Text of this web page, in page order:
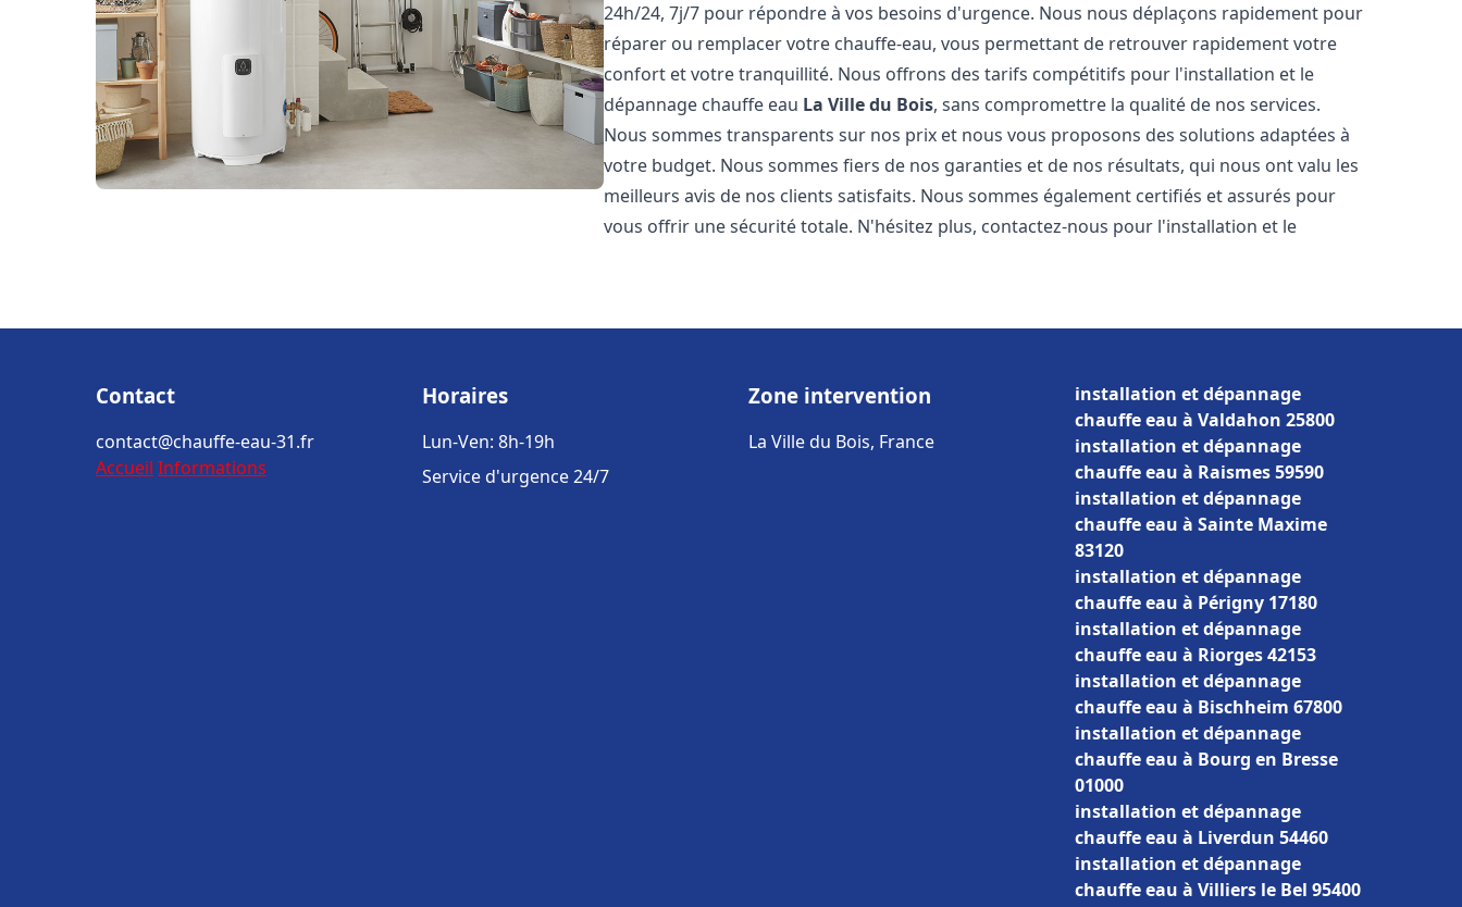
24h/24, 7j/7 pour répondre à vos besoins d'urgence. Nous nous déplaçons rapidement pour
réparer ou remplacer votre chauffe-eau, vous permettant de retrouver rapidement votre
confort et votre tranquillité. Nous offrons des tarifs compétitifs pour l'installation et le
dépannage chauffe eau La Ville du Bois, sans compromettre la qualité de nos services.
Nous sommes transparents sur nos prix et nous vous proposons des solutions adaptées à
votre budget. Nous sommes fiers de nos garanties et de nos résultats, qui nous ont valu les
meilleurs avis de nos clients satisfaits. Nous sommes également certifiés et assurés pour
vous offrir une sécurité totale. N'hésitez plus, contactez-nous pour l'installation et le
Contact
contact@chauffe-eau-31.fr
Accueil Informations
Horaires
Lun-Ven: 8h-19h
Service d'urgence 24/7
Zone intervention
La Ville du Bois, France
installation et dépannage
chauffe eau à Valdahon 25800
installation et dépannage
chauffe eau à Raismes 59590
installation et dépannage
chauffe eau à Sainte Maxime
83120
installation et dépannage
chauffe eau à Périgny 17180
installation et dépannage
chauffe eau à Riorges 42153
installation et dépannage
chauffe eau à Bischheim 67800
installation et dépannage
chauffe eau à Bourg en Bresse
01000
installation et dépannage
chauffe eau à Liverdun 54460
installation et dépannage
chauffe eau à Villiers le Bel 95400